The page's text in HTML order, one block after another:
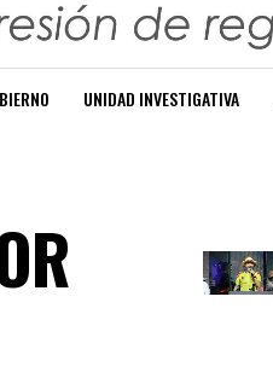
UNIDAD INVESTIGATIVA